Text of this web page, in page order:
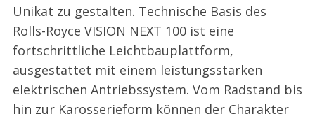
Unikat zu gestalten. Technische Basis des
Rolls-Royce VISION NEXT 100 ist eine
fortschrittliche Leichtbauplattform,
ausgestattet mit einem leistungsstarken
elektrischen Antriebssystem. Vom Radstand bis
hin zur Karosserieform können der Charakter